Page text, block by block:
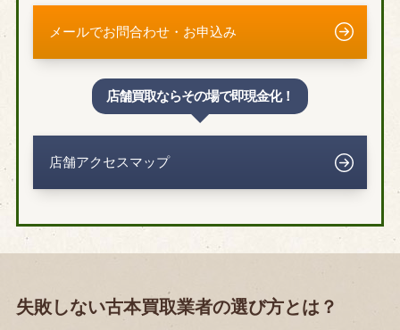
メールでお問合わせ・お申込み
店舗買取ならその場で即現金化！
店舗アクセスマップ
失敗しない古本買取業者の選び方とは？